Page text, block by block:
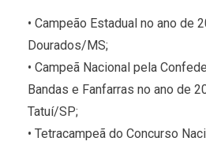
• Campeão Estadual no ano de
Dourados/MS;
• Campeã Nacional pela
Bandas e Fanfarras no ano de
Tatuí/SP;
• Tetracampeã do Concurso